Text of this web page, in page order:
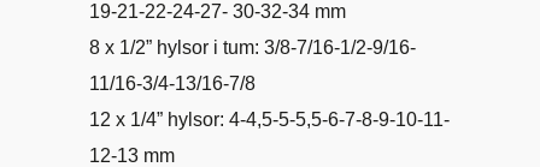
19-21-22-24-27- 30-32-34 mm
8 x 1/2” hylsor i tum: 3/8-7/16-1/2-9/16-
11/16-3/4-13/16-7/8
12 x 1/4” hylsor: 4-4,5-5-5,5-6-7-8-9-10-11-
12-13 mm